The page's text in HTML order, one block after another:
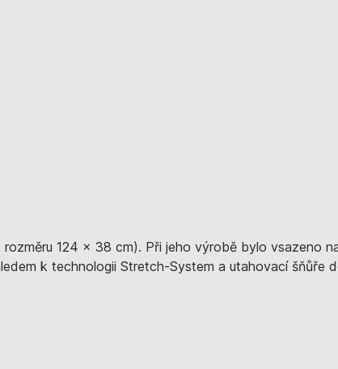
rozměru 124 x 38 cm). Při jeho výrobě bylo vsazeno
k technologii Stretch-System a utahovací šňůře